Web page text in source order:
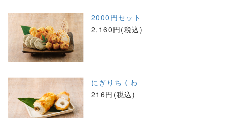
2000円セット
2,160円(税込)
にぎりちくわ
216円(税込)